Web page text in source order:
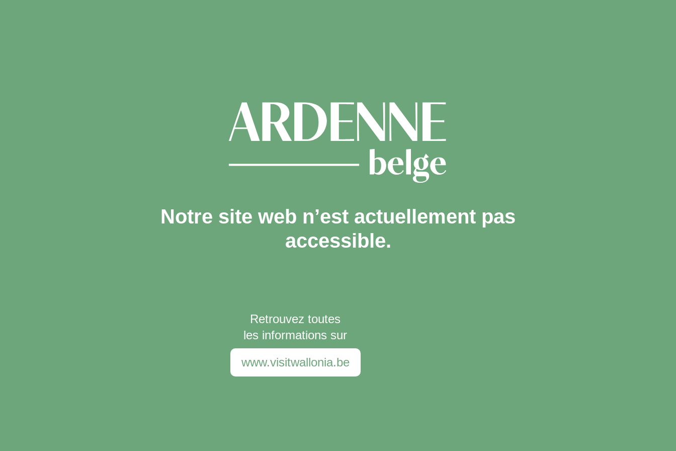
Notre site web n’est actuellement pas
accessible.
Retrouvez toutes
les informations sur
www.visitwallonia.be